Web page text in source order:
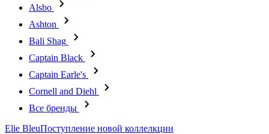
Alsbo
Ashton
Bali Shag
Captain Black
Captain Earle's
Cornell and Diehl
Все бренды
Elie BleuПоступление новой коллелкции